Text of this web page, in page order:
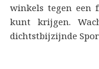
winkels tegen een
kunt krijgen.
dichtstbijzijnde